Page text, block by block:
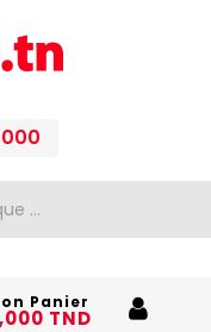
Panier
TND